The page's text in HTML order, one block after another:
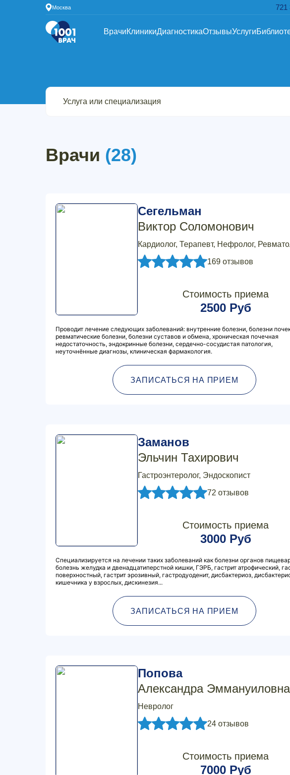
Москва 721
ВрачиКлиникиДиагностикаОтзывыУслуги
Врачи (28)
Сегельман
Виктор Соломонович
Кардиолог, Терапевт, Нефролог,
169 отзывов
Стоимость приема
2500 Руб
Проводит лечение следующих заболеваний: внутренние болезни, болезни
ревматические болезни, болезни суставов и обмена, хроническая почечная
недостаточность, эндокринные болезни, сердечно-сосудистая патология,
неуточнённые диагнозы, клиническая фармакология.
ЗАПИСАТЬСЯ НА ПРИЕМ
Заманов
Эльчин Тахирович
Гастроэнтеролог, Эндоскопист
72 отзывов
Стоимость приема
3000 Руб
Специализируется на лечении таких заболеваний как болезни органов
болезнь желудка и двенадцатиперстной кишки, ГЭРБ, гастрит атрофический,
поверхностный, гастрит эрозивный, гастродуоденит, дисбактериоз,
кишечника у взрослых, дискинезия...
ЗАПИСАТЬСЯ НА ПРИЕМ
Попова
Александра Эммануиловна
Невролог
24 отзывов
Стоимость приема
7000 Руб